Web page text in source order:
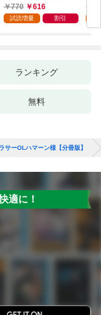
叩き折っていたら、い
つの間にかヒロイン達
770 616
試読増量 割引
ランキング
無料
サーOLハマーン様【分冊版】
適に！